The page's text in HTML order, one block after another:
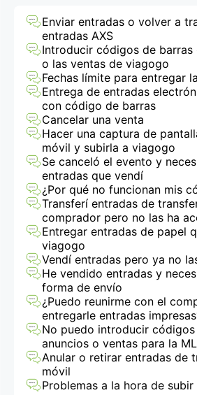
de
Enviar entradas o volver a
entradas AXS
Introducir códigos de barras
o las ventas de viagogo
Fechas límite para entregar
Entrega de entradas
con código de barras
Cancelar una venta
Hacer una captura de
móvil y subirla a viagogo
Se canceló el evento y
entradas que vendí
¿Por qué no funcionan mis
Transferí entradas de
comprador pero no las ha
Entregar entradas de papel
viagogo
Vendí entradas pero ya no
He vendido entradas y
forma de envío
¿Puedo reunirme con el
entregarle entradas
No puedo introducir
anuncios o ventas para la
Anular o retirar entradas de
móvil
Problemas a la hora de subir